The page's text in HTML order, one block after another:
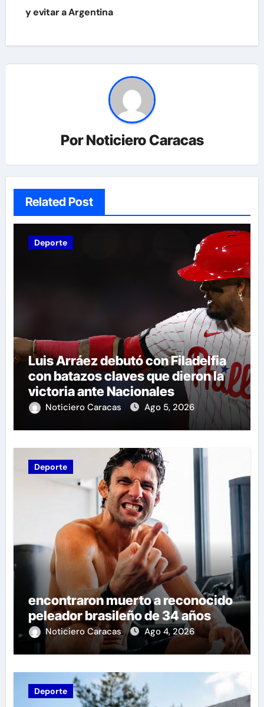
y evitar a Argentina
PorNoticiero Caracas
Related Post
Deporte
Luis Arráez debutó con Filadelfia
con batazos claves que dieron la
victoria ante Nacionales
Noticiero Caracas Ago 5, 2026
Deporte
encontraron muerto a reconocido
peleador brasileño de 34 años
Noticiero Caracas Ago 4, 2026
Deporte